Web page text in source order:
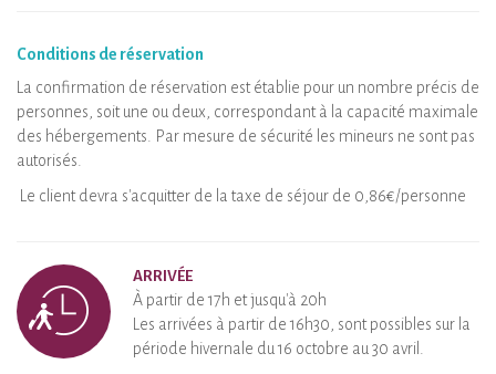
Conditions de réservation
La confirmation de réservation est établie pour un nombre précis de
personnes, soit une ou deux, correspondant à la capacité maximale
des hébergements. Par mesure de sécurité les mineurs ne sont pas
autorisés.
Le client devra s'acquitter de la taxe de séjour de 0,86€/personne
ARRIVÉE
À partir de 17h et jusqu'à 20h
Les arrivées à partir de 16h30, sont possibles sur la
période hivernale du 16 octobre au 30 avril.